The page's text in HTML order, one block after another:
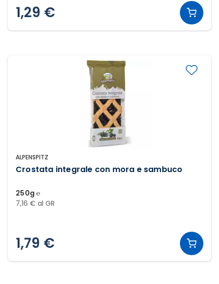
1,29 €
ALPENSPITZ
Crostata integrale con mora e sambuco
250g ℮
7,16 € al GR
1,79 €